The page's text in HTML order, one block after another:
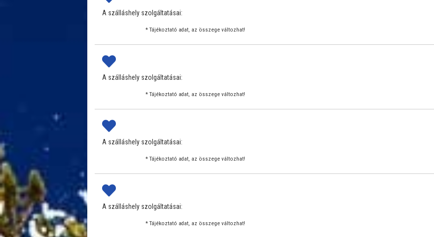
A szálláshely szolgáltatásai:
* Tájékoztató adat, az összege változhat!
A szálláshely szolgáltatásai:
* Tájékoztató adat, az összege változhat!
A szálláshely szolgáltatásai:
* Tájékoztató adat, az összege változhat!
A szálláshely szolgáltatásai:
* Tájékoztató adat, az összege változhat!